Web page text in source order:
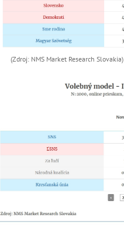
(Zdroj: NMS Market Research Slovakia)